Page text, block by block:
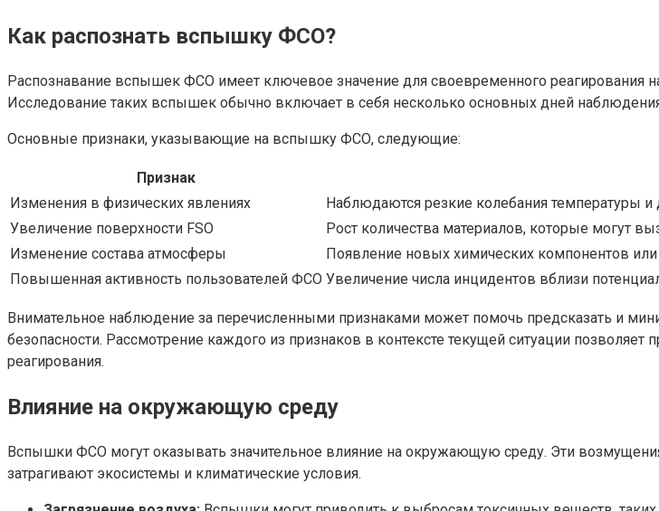
Как распознать вспышку ФСО?
Распознавание вспышек ФСО имеет ключевое значение для своевременного реагирования
Исследование таких вспышек обычно включает в себя несколько основных дней
Основные признаки, указывающие на вспышку ФСО, следующие:
Признак
Изменения в физических явлениях
Наблюдаются резкие колебания температуры
Увеличение поверхности FSO
Рост количества материалов, которые могут
Изменение состава атмосферы
Появление новых химических компонентов
Повышенная активность пользователей ФСО Увеличение числа инцидентов вблизи
Внимательное наблюдение за перечисленными признаками может помочь предсказать и
безопасности. Рассмотрение каждого из признаков в контексте текущей ситуации
реагирования.
Влияние на окружающую среду
Вспышки ФСО могут оказывать значительное влияние на окружающую среду. Эти
затрагивают экосистемы и климатические условия.